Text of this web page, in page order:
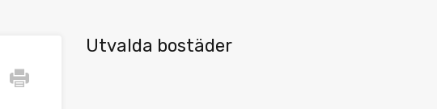
Utvalda bostäder